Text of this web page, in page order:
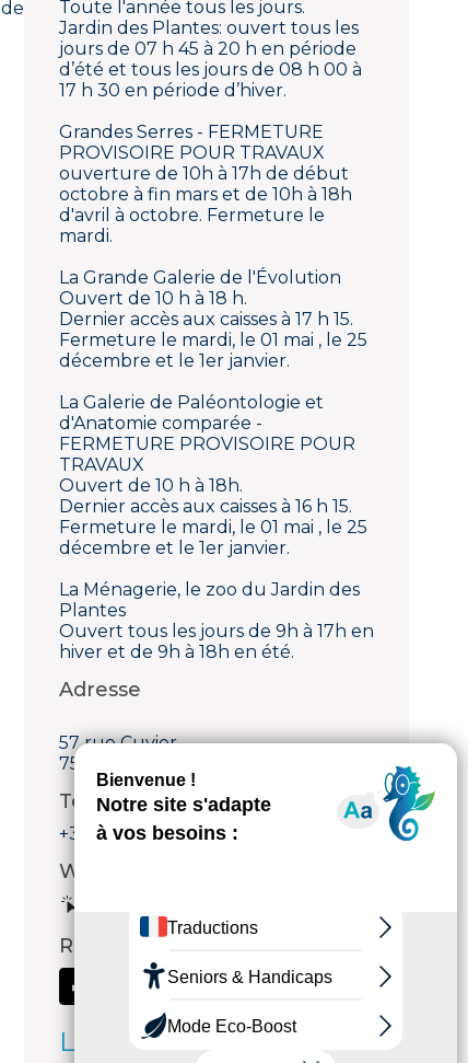
Toute l'année tous les jours.
Jardin des Plantes: ouvert tous les
jours de 07 h 45 à 20 h en période
d’été et tous les jours de 08 h 00 à
17 h 30 en période d’hiver.
Grandes Serres - FERMETURE
PROVISOIRE POUR TRAVAUX
ouverture de 10h à 17h de début
octobre à fin mars et de 10h à 18h
d'avril à octobre. Fermeture le
mardi.
La Grande Galerie de l'Évolution
Ouvert de 10 h à 18 h.
Dernier accès aux caisses à 17 h 15.
Fermeture le mardi, le 01 mai , le 25
décembre et le 1er janvier.
La Galerie de Paléontologie et
d'Anatomie comparée -
FERMETURE PROVISOIRE POUR
TRAVAUX
Ouvert de 10 h à 18h.
Dernier accès aux caisses à 16 h 15.
Fermeture le mardi, le 01 mai , le 25
décembre et le 1er janvier.
La Ménagerie, le zoo du Jardin des
Plantes
Ouvert tous les jours de 9h à 17h en
hiver et de 9h à 18h en été.
Adresse
57 rue Cuvier
75005 Paris 5ème
Téléphone
+33 (0)1 40 79 56 01
Web
Réseaux sociaux
Langues parlées